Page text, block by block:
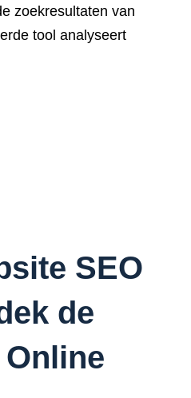
zoekresultaten van
tool analyseert
SEO
de